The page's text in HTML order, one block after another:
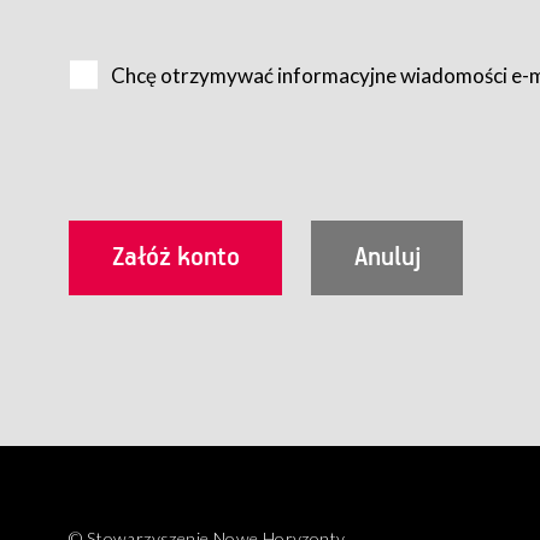
Usługobiorca przed rozpoczęciem korzystania z
utrwalenie i wydrukowanie.
§ 3
Korzystanie ze wszystkich aplikacji Serwisu może być
Chcę otrzymywać informacyjne wiadomości e-